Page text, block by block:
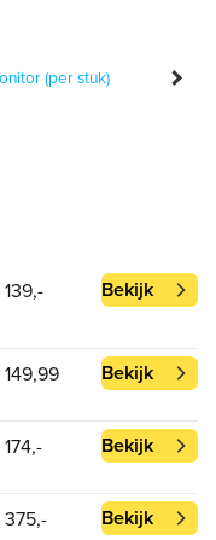
139,- Bekijk
149,99 Bekijk
174,- Bekijk
375,- Bekijk